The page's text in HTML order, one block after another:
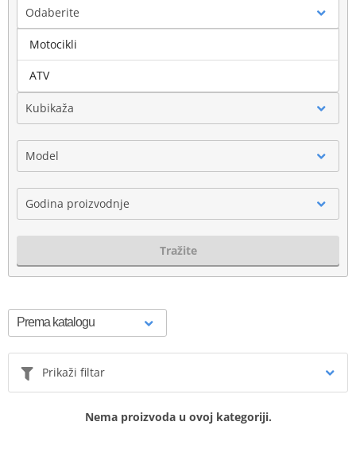
Odaberite
Marka
Kubikaža
Model
Godina proizvodnje
Tražite
Prikaži filtar
Nema proizvoda u ovoj kategoriji.
Motocikli
ATV